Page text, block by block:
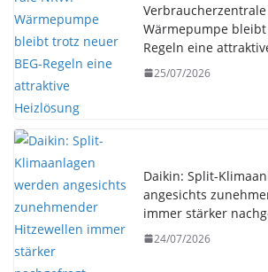
Verbraucherzentrale
Wärmepumpe
Regeln eine
25/07/2026
Daikin: Split-
angesichts
immer stärker
24/07/2026